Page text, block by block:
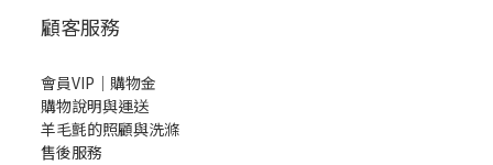
顧客服務
會員VIP｜購物金
購物說明與運送
羊毛氈的照顧與洗滌
售後服務